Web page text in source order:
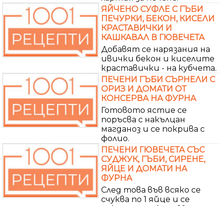
ЯЙЧЕНО СУФЛЕ С ГЪБИ
ПЕЧУРКИ, БЕКОН, КИСЕЛИ
КРАСТАВИЧКИ И
КАШКАВАЛ В ГЮВЕЧЕТА
Добавят се нарязания на
ивички бекон и киселите
краставички - на кубчета.
ПЕЧЕНИ ГЪБИ СЪРНЕЛИ С
ОРИЗ И ДОМАТИ ОТ
КОНСЕРВА НА ФУРНА
Готовото ястие се
поръсва с накълцан
магданоз и се покрива с
фолио.
ПЕЧЕНИ ГЮВЕЧЕТА СЪС
СУДЖУК, ГЪБИ, СИРЕНЕ,
ЯЙЦЕ И ДОМАТИ НА
ФУРНА
След това във всяко се
счуква по 1 яйце и се